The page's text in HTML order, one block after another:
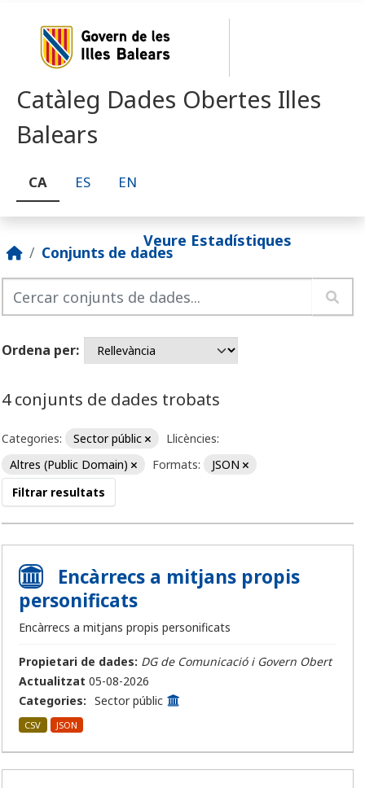
Catàleg Dades Obertes Illes
Balears
CA ES EN
Veure Estadístiques
Conjunts de dades
Ordena per
4 conjunts de dades trobats
Categories: Sector públic
Llicències:
Altres (Public Domain)
Formats:
JSON
Filtrar resultats
Encàrrecs a mitjans propis
personificats
Encàrrecs a mitjans propis personificats
Propietari de dades: DG de Comunicació i Govern Obert
Actualitzat 05-08-2026
Categories: Sector públic
CSV JSON